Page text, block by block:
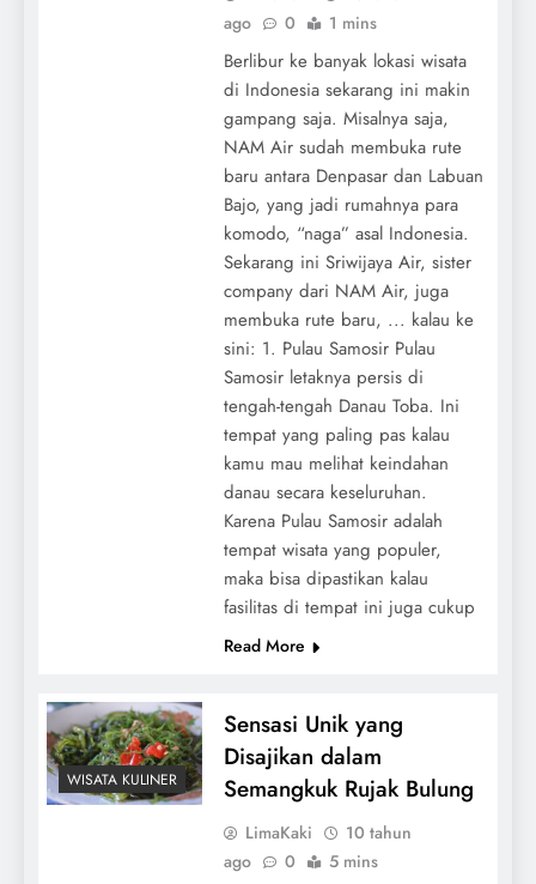
ago
0 1 mins
Berlibur ke banyak lokasi wisata
di Indonesia sekarang ini makin
gampang saja. Misalnya saja,
NAM Air sudah membuka rute
baru antara Denpasar dan Labuan
Bajo, yang jadi rumahnya para
komodo, “naga” asal Indonesia.
Sekarang ini Sriwijaya Air, sister
company dari NAM Air, juga
membuka rute baru, ... kalau ke
sini: 1. Pulau Samosir Pulau
Samosir letaknya persis di
tengah-tengah Danau Toba. Ini
tempat yang paling pas kalau
kamu mau melihat keindahan
danau secara keseluruhan.
Karena Pulau Samosir adalah
tempat wisata yang populer,
maka bisa dipastikan kalau
fasilitas di tempat ini juga cukup
Read More
WISATA KULINER
Sensasi Unik yang
Disajikan dalam
Semangkuk Rujak Bulung
LimaKaki
10 tahun
ago
0 5 mins